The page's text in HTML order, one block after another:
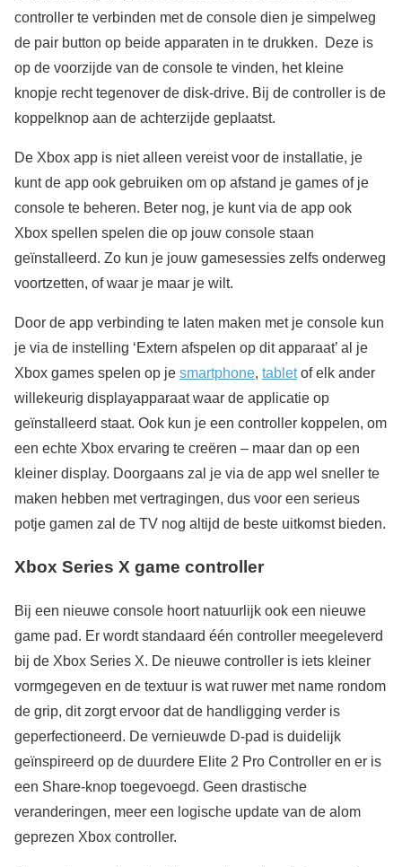
controller te verbinden met de console dien je simpelweg
de pair button op beide apparaten in te drukken. Deze is
op de voorzijde van de console te vinden, het kleine
knopje recht tegenover de disk-drive. Bij de controller is de
koppelknop aan de achterzijde geplaatst.
De Xbox app is niet alleen vereist voor de installatie, je
kunt de app ook gebruiken om op afstand je games of je
console te beheren. Beter nog, je kunt via de app ook
Xbox spellen spelen die op jouw console staan
geïnstalleerd. Zo kun je jouw gamesessies zelfs onderweg
voortzetten, of waar je maar je wilt.
Door de app verbinding te laten maken met je console kun
je via de instelling ‘Extern afspelen op dit apparaat’ al je
Xbox games spelen op je smartphone, tabletof elk ander
willekeurig displayapparaat waar de applicatie op
geïnstalleerd staat. Ook kun je een controller koppelen, om
een echte Xbox ervaring te creëren – maar dan op een
kleiner display. Doorgaans zal je via de app wel sneller te
maken hebben met vertragingen, dus voor een serieus
potje gamen zal de TV nog altijd de beste uitkomst bieden.
Xbox Series X game controller
Bij een nieuwe console hoort natuurlijk ook een nieuwe
game pad. Er wordt standaard één controller meegeleverd
bij de Xbox Series X. De nieuwe controller is iets kleiner
vormgegeven en de textuur is wat ruwer met name rondom
de grip, dit zorgt ervoor dat de handligging verder is
geperfectioneerd. De vernieuwde D-pad is duidelijk
geïnspireerd op de duurdere Elite 2 Pro Controller en er is
een Share-knop toegevoegd. Geen drastische
veranderingen, meer een logische update van de alom
geprezen Xbox controller.